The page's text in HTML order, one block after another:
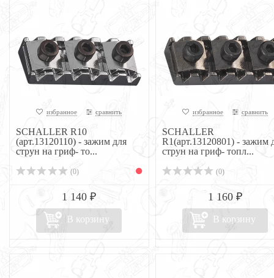
избранное сравнить
SCHALLER R10
(арт.13120110) - зажим для
струн на гриф- то...
(0)
1 140 ₽
В корзину
избранное сравнить
SCHALLER
R1(арт.13120801) - зажим
струн на гриф- топл...
(0)
1 160 ₽
В корзину